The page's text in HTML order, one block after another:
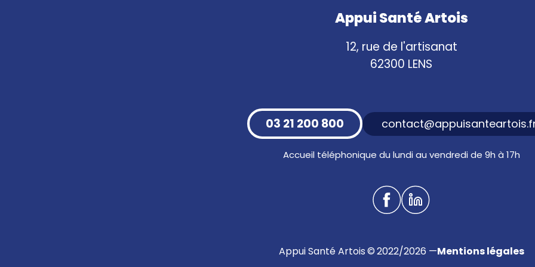
Appui Santé Artois
12, rue de l'artisanat
62300 LENS
03 21 200 800
Accueil téléphonique du lundi au vendredi de 9h à 17h
Appui Santé Artois © 2022/2026 —Mentions légales